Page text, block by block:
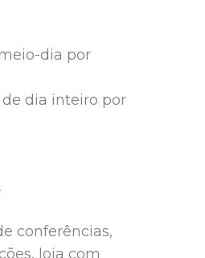
dia por
de dia inteiro por
conferências,
loja com